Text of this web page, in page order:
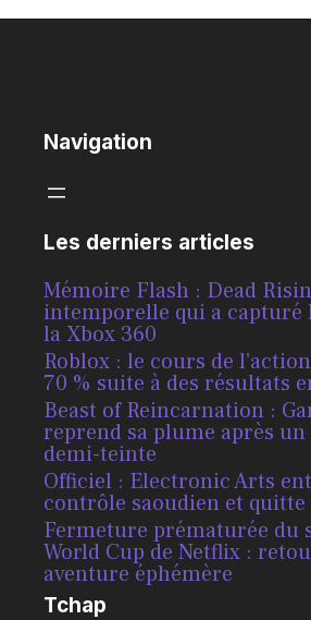
Navigation
Les derniers articles
Mémoire Flash : Dead
intemporelle qui a capturé
la Xbox 360
Roblox : le cours de
70 % suite à des résultats
Beast of Reincarnation :
reprend sa plume après
demi-teinte
Officiel : Electronic Arts
contrôle saoudien et quitte
Fermeture prématurée du
World Cup de Netflix :
aventure éphémère
Tchap